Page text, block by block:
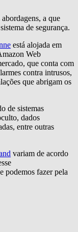
a que
de segurança.
está alojada em
Web
que conta com
contra intrusos,
que abrigam os
de sistemas
dados
entre outras
variam de acordo
podemos fazer pela